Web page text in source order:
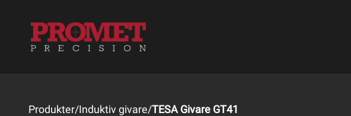
Produkter/Induktiv givare/TESA Givare GT41